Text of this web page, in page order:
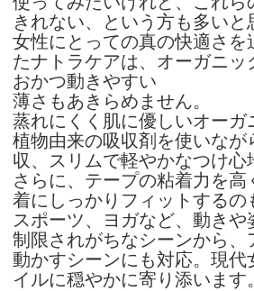
きれない、という方も多いと
女性にとっての真の快適さを
たナトラケアは、オーガニッ
おかつ動きやすい
薄さもあきらめません。
蒸れにくく肌に優しいオーガ
植物由来の吸収剤を使いなが
収、スリムで軽やかなつけ心
さらに、テープの粘着力を高
着にしっかりフィットするの
スポーツ、ヨガなど、動きや
制限されがちなシーンから、
動かすシーンにも対応。現代
イルに穏やかに寄り添います。